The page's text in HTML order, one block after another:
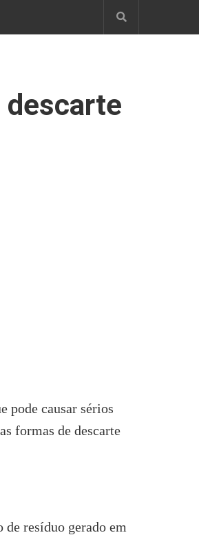
descarte
pode causar sérios
formas de descarte
resíduo gerado em